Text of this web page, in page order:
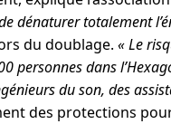
dénaturer totalement
du doublage. « Le
personnes dans
du son, des
des protections